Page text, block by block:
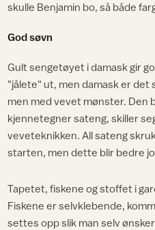
skulle Benjamin bo, så både
God søvn
Gult sengetøyet i damask gir
"jålete" ut, men damask er det
men med vevet mønster. Den
kjennetegner sateng, skiller
veveteknikken. All sateng
starten, men dette blir bedre
Tapetet, fiskene og stoffet i
Fiskene er selvklebende,
settes opp slik man selv